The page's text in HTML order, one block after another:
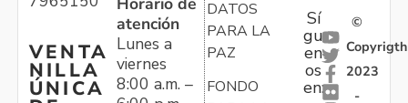
VENTA
NILLA
ÚNICA
atención
Lunes a
viernes
8:00 a.m. –
DATOS
PARA LA
PAZ
FONDO
Sí
gu
en
os
en:
©
Copyrigth
2023
-